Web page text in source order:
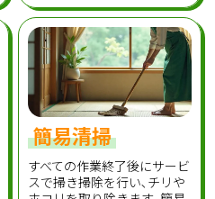
簡易清掃
すべての作業終了後にサービ
スで掃き掃除を行い､チリや